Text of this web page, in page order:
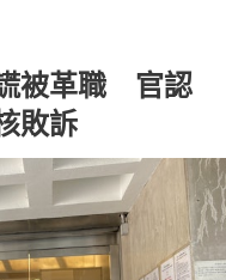
被革職 官認
敗訴